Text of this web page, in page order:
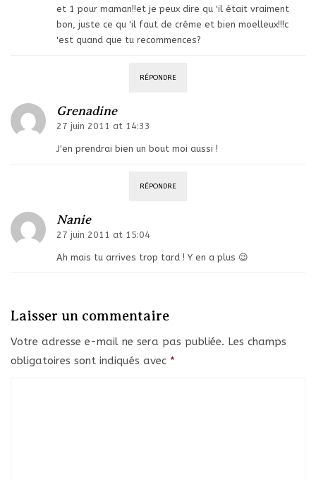
et 1 pour maman!!et je peux dire qu 'il était vraiment
bon, juste ce qu 'il faut de créme et bien moelleux!!!c
'est quand que tu recommences?
RÉPONDRE
Grenadine
27 juin 2011 at 14:33
J'en prendrai bien un bout moi aussi !
RÉPONDRE
Nanie
27 juin 2011 at 15:04
Ah mais tu arrives trop tard ! Y en a plus 😉
Laisser un commentaire
Votre adresse e-mail ne sera pas publiée. Les champs
obligatoires sont indiqués avec *